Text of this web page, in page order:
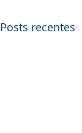
Posts recentes